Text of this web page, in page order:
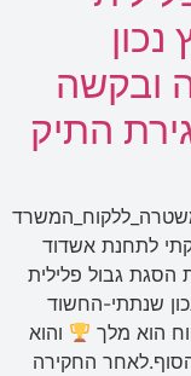
ובקשה
התיק
לתחנת אשדוד
הסגת גבול פלילית
שנתתי-החשוד
הוא מלך
והוא
החקירה